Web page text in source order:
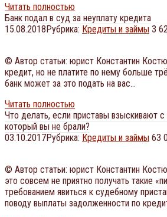
Читать полностью
Банк подал в суд за неуплату кредита
15.08.2018Рубрика: Кредиты и займы 3
© Автор статьи: юрист Константин
кредит, но не платите по нему больше
банк может за это подать на вас…
Читать полностью
Что делать, если приставы взыскивают с
который вы не брали?
03.10.2017Рубрика: Кредиты и займы 63
© Автор статьи: юрист Константин
это совсем не приятно получать такие
требованием явиться к судебному
поводу выплаты задолженности по